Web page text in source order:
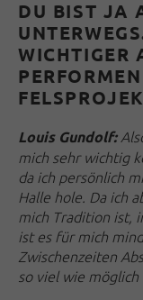
DU BIST JA
WICHTIGER
Louis Gundolf:
mich sehr wichtig
da ich persönlich
Halle hole. Da ich
mich Tradition ist,
ist es für mich
Zwischenzeiten
so viel wie